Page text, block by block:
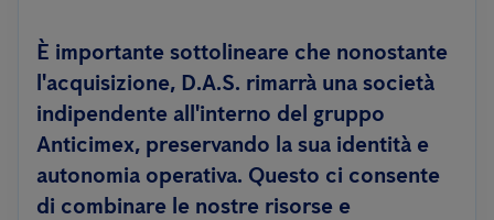
È importante sottolineare che nonostante
l'acquisizione, D.A.S. rimarrà una società
indipendente all'interno del gruppo
Anticimex, preservando la sua identità e
autonomia operativa. Questo ci consente
di combinare le nostre risorse e